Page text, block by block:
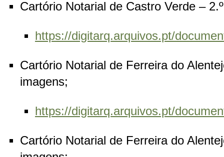
Cartório Notarial de Castro Verde –
https://digitarq.arquivos.pt/
Cartório Notarial de Ferreira do
imagens;
https://digitarq.arquivos.pt/
Cartório Notarial de Ferreira do